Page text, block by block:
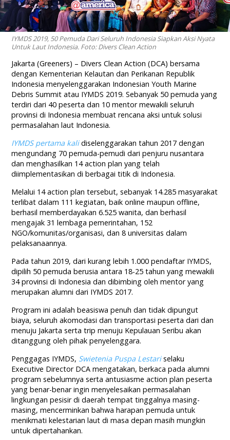
IYMDS 2019, 50 Pemuda Dari Seluruh Indonesia Siapkan Aksi Nyata
Untuk Laut Indonesia. Foto: Divers Clean Action
Jakarta (Greeners) – Divers Clean Action (DCA) bersama
dengan Kementerian Kelautan dan Perikanan Republik
Indonesia menyelenggarakan Indonesian Youth Marine
Debris Summit atau IYMDS 2019. Sebanyak 50 pemuda yang
terdiri dari 40 peserta dan 10 mentor mewakili seluruh
provinsi di Indonesia membuat rencana aksi untuk solusi
permasalahan laut Indonesia.
IYMDS pertama kalidiselenggarakan tahun 2017 dengan
mengundang 70 pemuda-pemudi dari penjuru nusantara
dan menghasilkan 14 action plan yang telah
diimplementasikan di berbagai titik di Indonesia.
Melalui 14 action plan tersebut, sebanyak 14.285 masyarakat
terlibat dalam 111 kegiatan, baik online maupun offline,
berhasil memberdayakan 6.525 wanita, dan berhasil
mengajak 31 lembaga pemerintahan, 152
NGO/komunitas/organisasi, dan 8 universitas dalam
pelaksanaannya.
Pada tahun 2019, dari kurang lebih 1.000 pendaftar IYMDS,
dipilih 50 pemuda berusia antara 18-25 tahun yang mewakili
34 provinsi di Indonesia dan dibimbing oleh mentor yang
merupakan alumni dari IYMDS 2017.
Program ini adalah beasiswa penuh dan tidak dipungut
biaya, seluruh akomodasi dan transportasi peserta dari dan
menuju Jakarta serta trip menuju Kepulauan Seribu akan
ditanggung oleh pihak penyelenggara.
Penggagas IYMDS, Swietenia Puspa Lestariselaku
Executive Director DCA mengatakan, berkaca pada alumni
program sebelumnya serta antusiasme action plan peserta
yang benar-benar ingin menyelesaikan permasalahan
lingkungan pesisir di daerah tempat tinggalnya masing-
masing, mencerminkan bahwa harapan pemuda untuk
menikmati kelestarian laut di masa depan masih mungkin
untuk dipertahankan.